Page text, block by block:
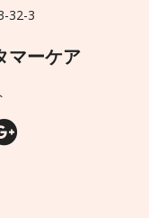
32-3
マーケア